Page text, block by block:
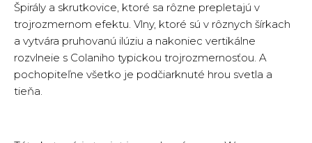
Špirály a skrutkovice, ktoré sa rôzne prepletajú v
trojrozmernom efektu. Vlny, ktoré sú v rôznych šírkach
a vytvára pruhovanú ilúziu a nakoniec vertikálne
rozvlneie s Colaniho typickou trojrozmernosťou. A
pochopiteľne všetko je podčiarknuté hrou svetla a
tieňa.